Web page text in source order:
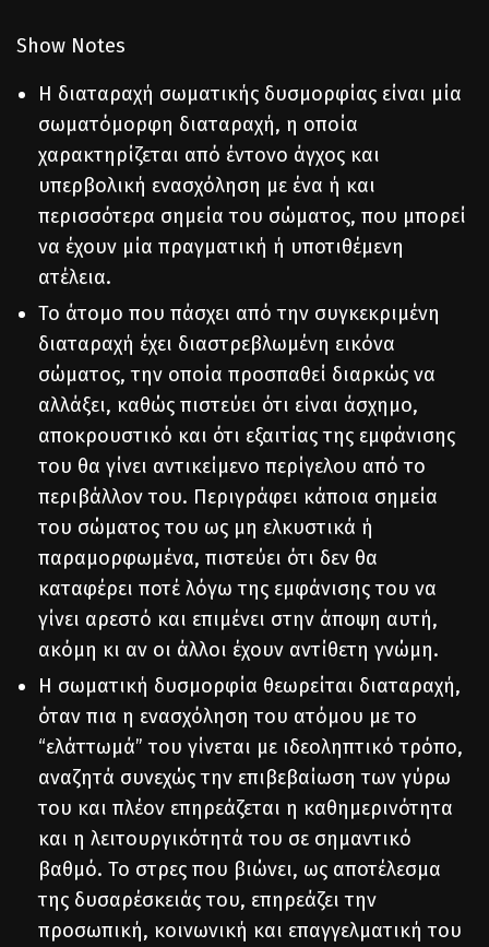
Show Notes
H διαταραχή σωματικής δυσμορφίας είναι μία
σωματόμορφη διαταραχή, η οποία
χαρακτηρίζεται από έντονο άγχος και
υπερβολική ενασχόληση με ένα ή και
περισσότερα σημεία του σώματος, που μπορεί
να έχουν μία πραγματική ή υποτιθέμενη
ατέλεια.
Το άτομο που πάσχει από την συγκεκριμένη
διαταραχή έχει διαστρεβλωμένη εικόνα
σώματος, την οποία προσπαθεί διαρκώς να
αλλάξει, καθώς πιστεύει ότι είναι άσχημο,
αποκρουστικό και ότι εξαιτίας της εμφάνισης
του θα γίνει αντικείμενο περίγελου από το
περιβάλλον του. Περιγράφει κάποια σημεία
του σώματος του ως μη ελκυστικά ή
παραμορφωμένα, πιστεύει ότι δεν θα
καταφέρει ποτέ λόγω της εμφάνισης του να
γίνει αρεστό και επιμένει στην άποψη αυτή,
ακόμη κι αν οι άλλοι έχουν αντίθετη γνώμη.
Η σωματική δυσμορφία θεωρείται διαταραχή,
όταν πια η ενασχόληση του ατόμου με το
“ελάττωμά” του γίνεται με ιδεοληπτικό τρόπο,
αναζητά συνεχώς την επιβεβαίωση των γύρω
του και πλέον επηρεάζεται η καθημερινότητα
και η λειτουργικότητά του σε σημαντικό
βαθμό. Το στρες που βιώνει, ως αποτέλεσμα
της δυσαρέσκειάς του, επηρεάζει την
προσωπική, κοινωνική και επαγγελματική του